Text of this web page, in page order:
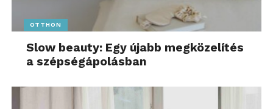
OTTHON
Slow beauty: Egy újabb megközelítés
a szépségápolásban